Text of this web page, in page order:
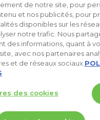
pour doubler
de notre site, pour
et nos publicités, pour
disponibles sur les
notre trafic. Nous
des informations, quant à
avec nos partenaires
et de réseaux sociaux.
des cookies